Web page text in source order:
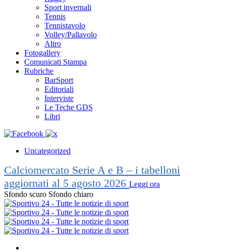
Sport invernali
Tennis
Tennistavolo
Volley/Pallavolo
Altro
Fotogallery
Comunicati Stampa
Rubriche
BarSport
Editoriali
Interviste
Le Teche GDS
Libri
Uncategorized
Calciomercato Serie A e B – i tabelloni
aggiornati al 5 agosto 2026 Leggi ora
Sfondo scuro Sfondo chiaro